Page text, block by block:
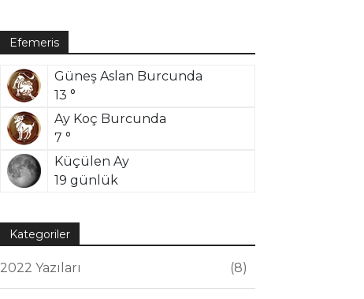
Efemeris
Güneş Aslan Burcunda
13 °
Ay Koç Burcunda
7 °
Küçülen Ay
19 günlük
Kategoriler
2022 Yazıları 8